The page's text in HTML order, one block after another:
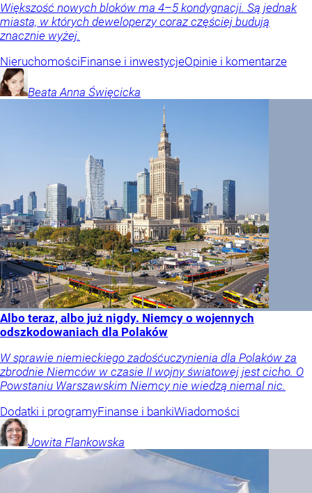
Większość nowych bloków ma 4–5 kondygnacji. Są jednak
miasta, w których deweloperzy coraz częściej budują
znacznie wyżej.
NieruchomościFinanse i inwestycjeOpinie i komentarze
Beata Anna Święcicka
Albo teraz, albo już nigdy. Niemcy o wojennych
odszkodowaniach dla Polaków
W sprawie niemieckiego zadośćuczynienia dla Polaków za
zbrodnie Niemców w czasie II wojny światowej jest cicho. O
Powstaniu Warszawskim Niemcy nie wiedzą niemal nic.
Dodatki i programyFinanse i bankiWiadomości
Jowita Flankowska